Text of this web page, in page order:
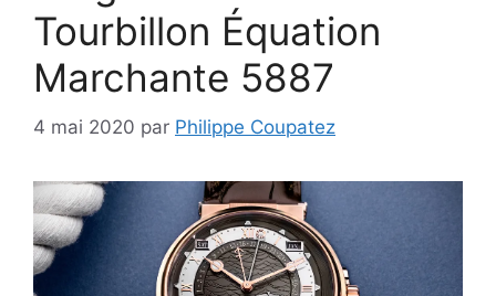
Tourbillon Équation
Marchante 5887
4 mai 2020 par Philippe Coupatez